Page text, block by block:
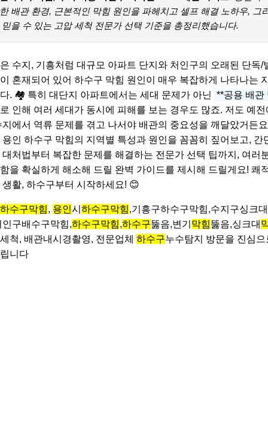
배관 환경, 근본적인 막힘 원인을 파헤치고 셀프 해결 노하우, 그
믿을 수 있는 고압 세척 전문가 선택 기준을 총정리했습니다.
수지, 기흥처럼 대규모 아파트 단지와 처인구의 오래된 단독/
혼재되어 있어 하수구 막힘 원인이 매우 복잡하게 나타나는
. 🏘️ 특히 대단지 아파트에서는 세대 문제가 아닌 **공용 배관
인해 여러 세대가 동시에 피해를 보는 경우도 많죠. 저도 예전
지에서 역류 문제를 겪고 나서야 배관의 중요성을 깨달았거든
용인 하수구 막힘의 지역별 특성과 원인을 꼼꼼히 짚어보고, 간
대처법부터 복잡한 문제를 해결하는 전문가 선택 팁까지, 여러
을 확실하게 해소해 드릴 완벽 가이드를 제시해 드릴게요! 쾌
생활, 하수구부터 시작하세요! 😊
수구막힘, 용인시 하수구막힘,기흥구하수구막힘,수지구싱크
인구배수구막힘,하수구막힘,하수구뚫음,변기 막힘뚫음,싱크대
척, 배관내시경촬영, 전문업체 하수구누수탐지 방문을 진심으
니다